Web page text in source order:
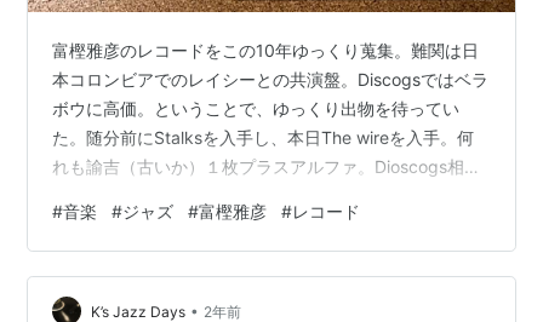
富樫雅彦のレコードをこの10年ゆっくり蒐集。難関は日
本コロンビアでのレイシーとの共演盤。Discogsではベラ
ボウに高価。ということで、ゆっくり出物を待ってい
た。随分前にStalksを入手し、本日The wireを入手。何
れも諭吉（古いか）１枚プラスアルファ。Dioscogs相場
いのが怖い。 あと入手に苦労したのがCD期のキング盤の
レコード。タマ数が少ない。これらのうち、２枚は最近
再発されて、少々がっかりだったな。
#音楽 #ジャズ #富樫雅彦 #レコード
K’s Jazz Days • 2年前